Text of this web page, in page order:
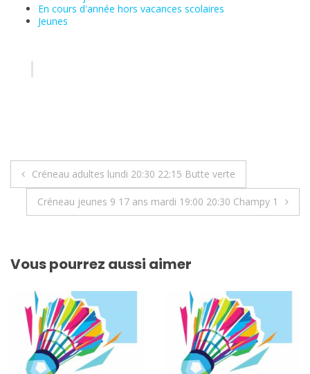
En cours d'année hors vacances scolaires
Jeunes
Navigation
Créneau adultes lundi 20:30 22:15 Butte verte
Créneau jeunes 9 17 ans mardi 19:00 20:30 Champy 1
Vous pourrez aussi aimer